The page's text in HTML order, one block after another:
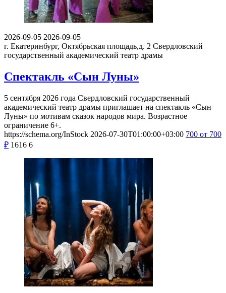
2026-09-05 2026-09-05
г. Екатеринбург, Октябрьская площадь,д. 2 Свердловский
государственный академический театр драмы
Спектакль «Сын Луны»
5 сентября 2026 года Свердловский государственный
академический театр драмы приглашает на спектакль «Сын
Луны» по мотивам сказок народов мира. Возрастное
ограничение 6+.
https://schema.org/InStock 2026-07-30T01:00:00+03:00 700 от 700
₽ 1616 6